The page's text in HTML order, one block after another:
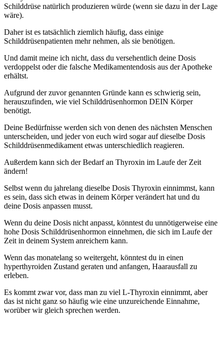
Schilddrüse natürlich produzieren würde (wenn sie dazu in der Lage
wäre).
Daher ist es tatsächlich ziemlich häufig, dass einige
Schilddrüsenpatienten mehr nehmen, als sie benötigen.
Und damit meine ich nicht, dass du versehentlich deine Dosis
verdoppelst oder die falsche Medikamentendosis aus der Apotheke
erhältst.
Aufgrund der zuvor genannten Gründe kann es schwierig sein,
herauszufinden, wie viel Schilddrüsenhormon DEIN Körper
benötigt.
Deine Bedürfnisse werden sich von denen des nächsten Menschen
unterscheiden, und jeder von euch wird sogar auf dieselbe Dosis
Schilddrüsenmedikament etwas unterschiedlich reagieren.
Außerdem kann sich der Bedarf an Thyroxin im Laufe der Zeit
ändern!
Selbst wenn du jahrelang dieselbe Dosis Thyroxin einnimmst, kann
es sein, dass sich etwas in deinem Körper verändert hat und du
deine Dosis anpassen musst.
Wenn du deine Dosis nicht anpasst, könntest du unnötigerweise eine
hohe Dosis Schilddrüsenhormon einnehmen, die sich im Laufe der
Zeit in deinem System anreichern kann.
Wenn das monatelang so weitergeht, könntest du in einen
hyperthyroiden Zustand geraten und anfangen, Haarausfall zu
erleben.
Es kommt zwar vor, dass man zu viel L-Thyroxin einnimmt, aber
das ist nicht ganz so häufig wie eine unzureichende Einnahme,
worüber wir gleich sprechen werden.